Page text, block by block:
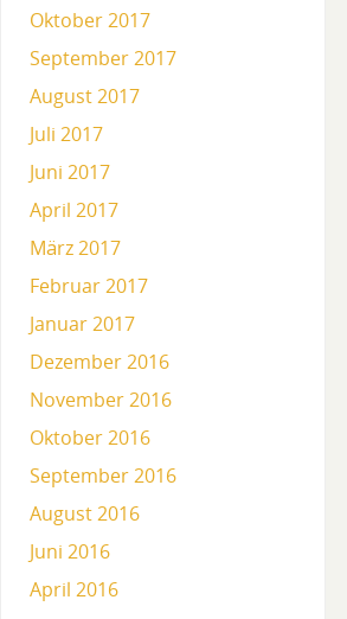
Oktober 2017
September 2017
August 2017
Juli 2017
Juni 2017
April 2017
März 2017
Februar 2017
Januar 2017
Dezember 2016
November 2016
Oktober 2016
September 2016
August 2016
Juni 2016
April 2016